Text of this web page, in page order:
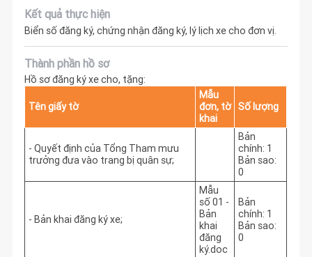
Kết quả thực hiện
Biển số đăng ký, chứng nhận đăng ký, lý lịch xe cho đơn vị.
Thành phần hồ sơ
Hồ sơ đăng ký xe cho, tặng:
Tên giấy tờ
Mẫu
đơn, tờ
khai
Số lượng
- Quyết định của Tổng Tham mưu
trưởng đưa vào trang bị quân sự;
Bản
chính: 1
Bản sao:
0
- Bản khai đăng ký xe;
Mẫu
số 01 -
Bản
khai
đăng
ký.doc
Bản
chính: 1
Bản sao:
0